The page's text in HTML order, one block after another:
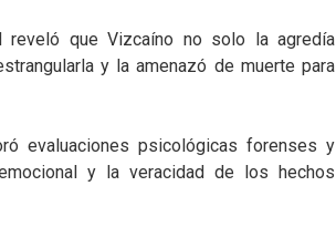
que Vizcaíno no solo la agredía
y la amenazó de muerte para
evaluaciones psicológicas forenses y
y la veracidad de los hechos